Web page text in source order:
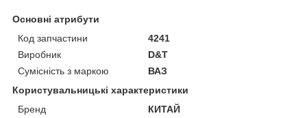
Основні атрибути
Код запчастини
4241
Виробник
D&T
Сумісність з маркою
ВАЗ
Користувальницькі характеристики
Бренд
КИТАЙ